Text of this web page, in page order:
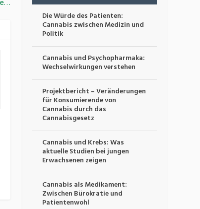
Die Würde des Patienten:
Cannabis zwischen Medizin und
Politik
Cannabis und Psychopharmaka:
Wechselwirkungen verstehen
Projektbericht – Veränderungen
für Konsumierende von
Cannabis durch das
Cannabisgesetz
Cannabis und Krebs: Was
aktuelle Studien bei jungen
Erwachsenen zeigen
Cannabis als Medikament:
Zwischen Bürokratie und
Patientenwohl